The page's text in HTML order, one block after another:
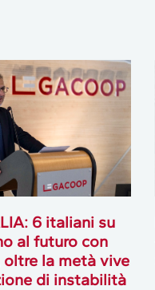
6 italiani su
al futuro con
oltre la metà vive
di instabilità